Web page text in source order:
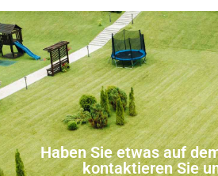
Haben Sie etwas auf
kontaktieren Sie